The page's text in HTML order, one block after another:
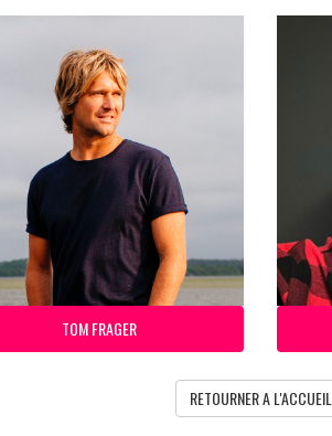
TOM FRAGER
RETOURNER A L'ACCUEIL